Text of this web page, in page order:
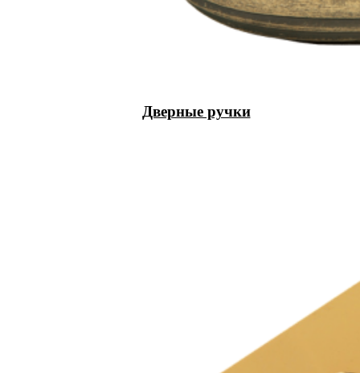
Дверные ручки